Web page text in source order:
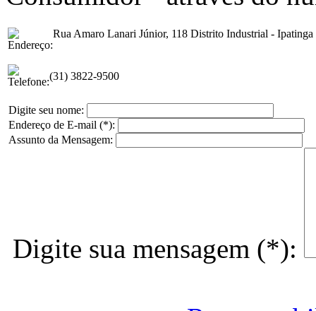
Rua Amaro Lanari Júnior, 118 Distrito Industrial -
(31) 3822-9500
Digite seu nome:
Endereço de E-mail (*):
Assunto da Mensagem:
Digite sua mensagem (*):